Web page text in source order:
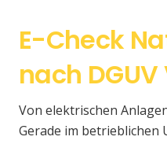
E-Check
nach
Von elektrischen
Gerade im betrieblichen